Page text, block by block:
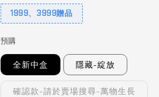
1999、3999贈品
預購
全新中盒 隱藏-綻放
確認款-請於賣場搜尋-萬物生長